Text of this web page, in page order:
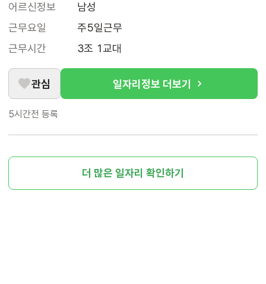
어르신정보
남성
근무요일
주5일근무
근무시간
3조 1교대
관심 일자리정보 더보기
5시간전 등록
더 많은 일자리 확인하기